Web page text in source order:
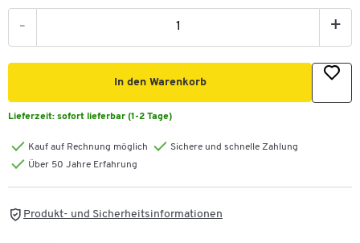
- +
In den Warenkorb
Lieferzeit: sofort lieferbar (1-2 Tage)
Kauf auf Rechnung möglich
Sichere und schnelle Zahlung
Über 50 Jahre Erfahrung
Produkt- und Sicherheitsinformationen